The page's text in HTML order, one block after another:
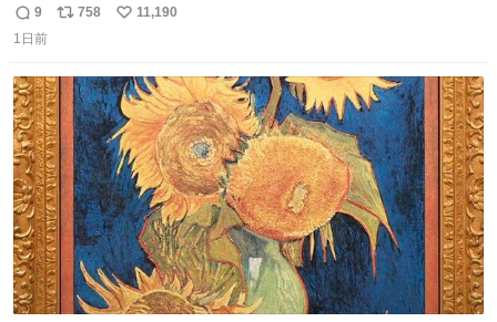
いけど彼女を死ぬほど愛している彼氏 同士いませんか✋️
返
信
9
リ
ト
数
758
い
数
11,190
1日前